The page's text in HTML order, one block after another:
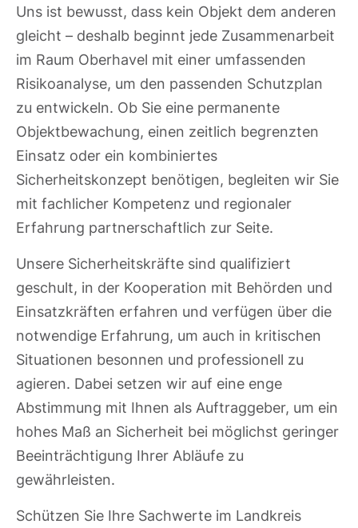
Uns ist bewusst, dass kein Objekt dem anderen
gleicht – deshalb beginnt jede Zusammenarbeit
im Raum Oberhavel mit einer umfassenden
Risikoanalyse, um den passenden Schutzplan
zu entwickeln. Ob Sie eine permanente
Objektbewachung, einen zeitlich begrenzten
Einsatz oder ein kombiniertes
Sicherheitskonzept benötigen, begleiten wir Sie
mit fachlicher Kompetenz und regionaler
Erfahrung partnerschaftlich zur Seite.
Unsere Sicherheitskräfte sind qualifiziert
geschult, in der Kooperation mit Behörden und
Einsatzkräften erfahren und verfügen über die
notwendige Erfahrung, um auch in kritischen
Situationen besonnen und professionell zu
agieren. Dabei setzen wir auf eine enge
Abstimmung mit Ihnen als Auftraggeber, um ein
hohes Maß an Sicherheit bei möglichst geringer
Beeinträchtigung Ihrer Abläufe zu
gewährleisten.
Schützen Sie Ihre Sachwerte im Landkreis